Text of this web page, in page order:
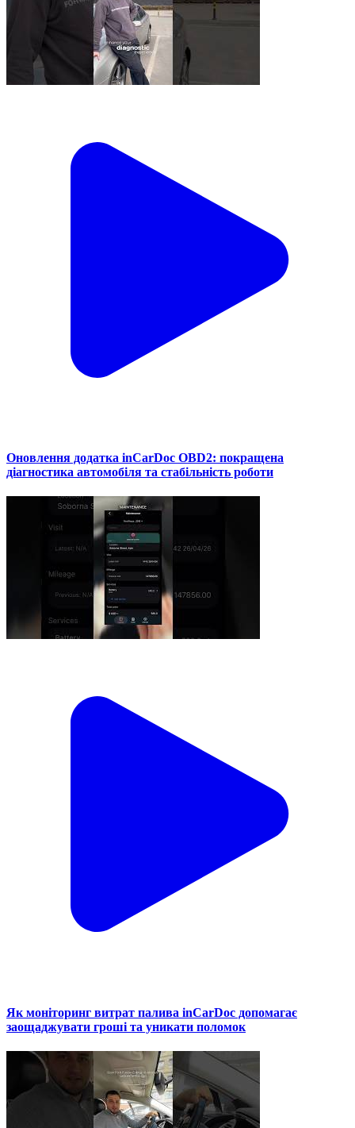
Оновлення додатка inCarDoc OBD2: покращена
діагностика автомобіля та стабільність роботи
Як моніторинг витрат палива inCarDoc допомагає
заощаджувати гроші та уникати поломок